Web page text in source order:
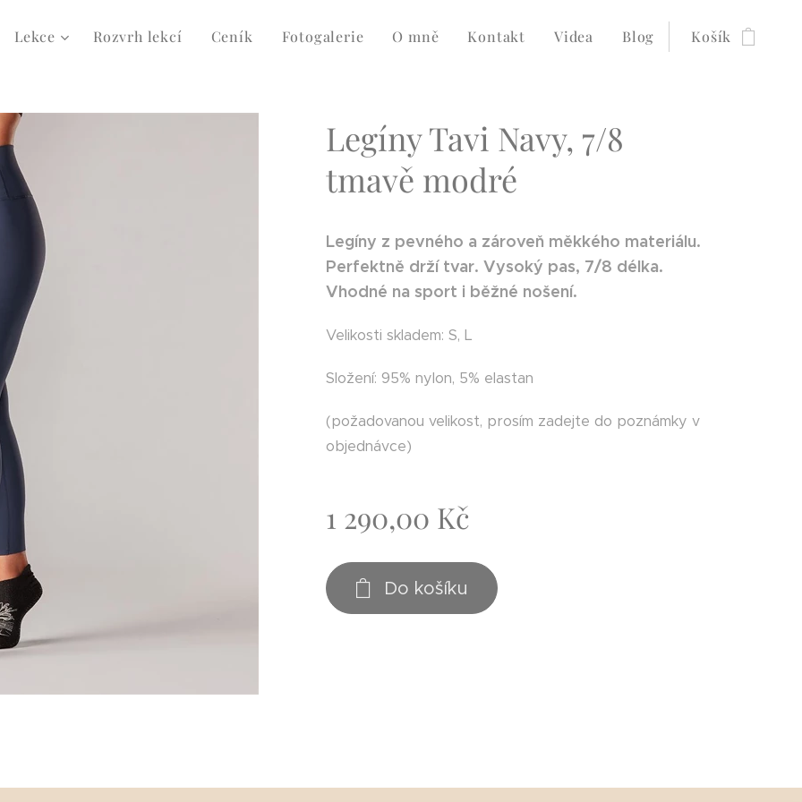
Lekce Rozvrh lekcí Ceník Fotogalerie O mně Kontakt Videa Blog Košík
Legíny Tavi Navy, 7/8
tmavě modré
Legíny z pevného a zároveň měkkého materiálu.
Perfektně drží tvar. Vysoký pas, 7/8 délka.
Vhodné na sport i běžné nošení.
Velikosti skladem: S, L
Složení: 95% nylon, 5% elastan
(požadovanou velikost, prosím zadejte do poznámky v
objednávce)
1 290,00 Kč
Do košíku